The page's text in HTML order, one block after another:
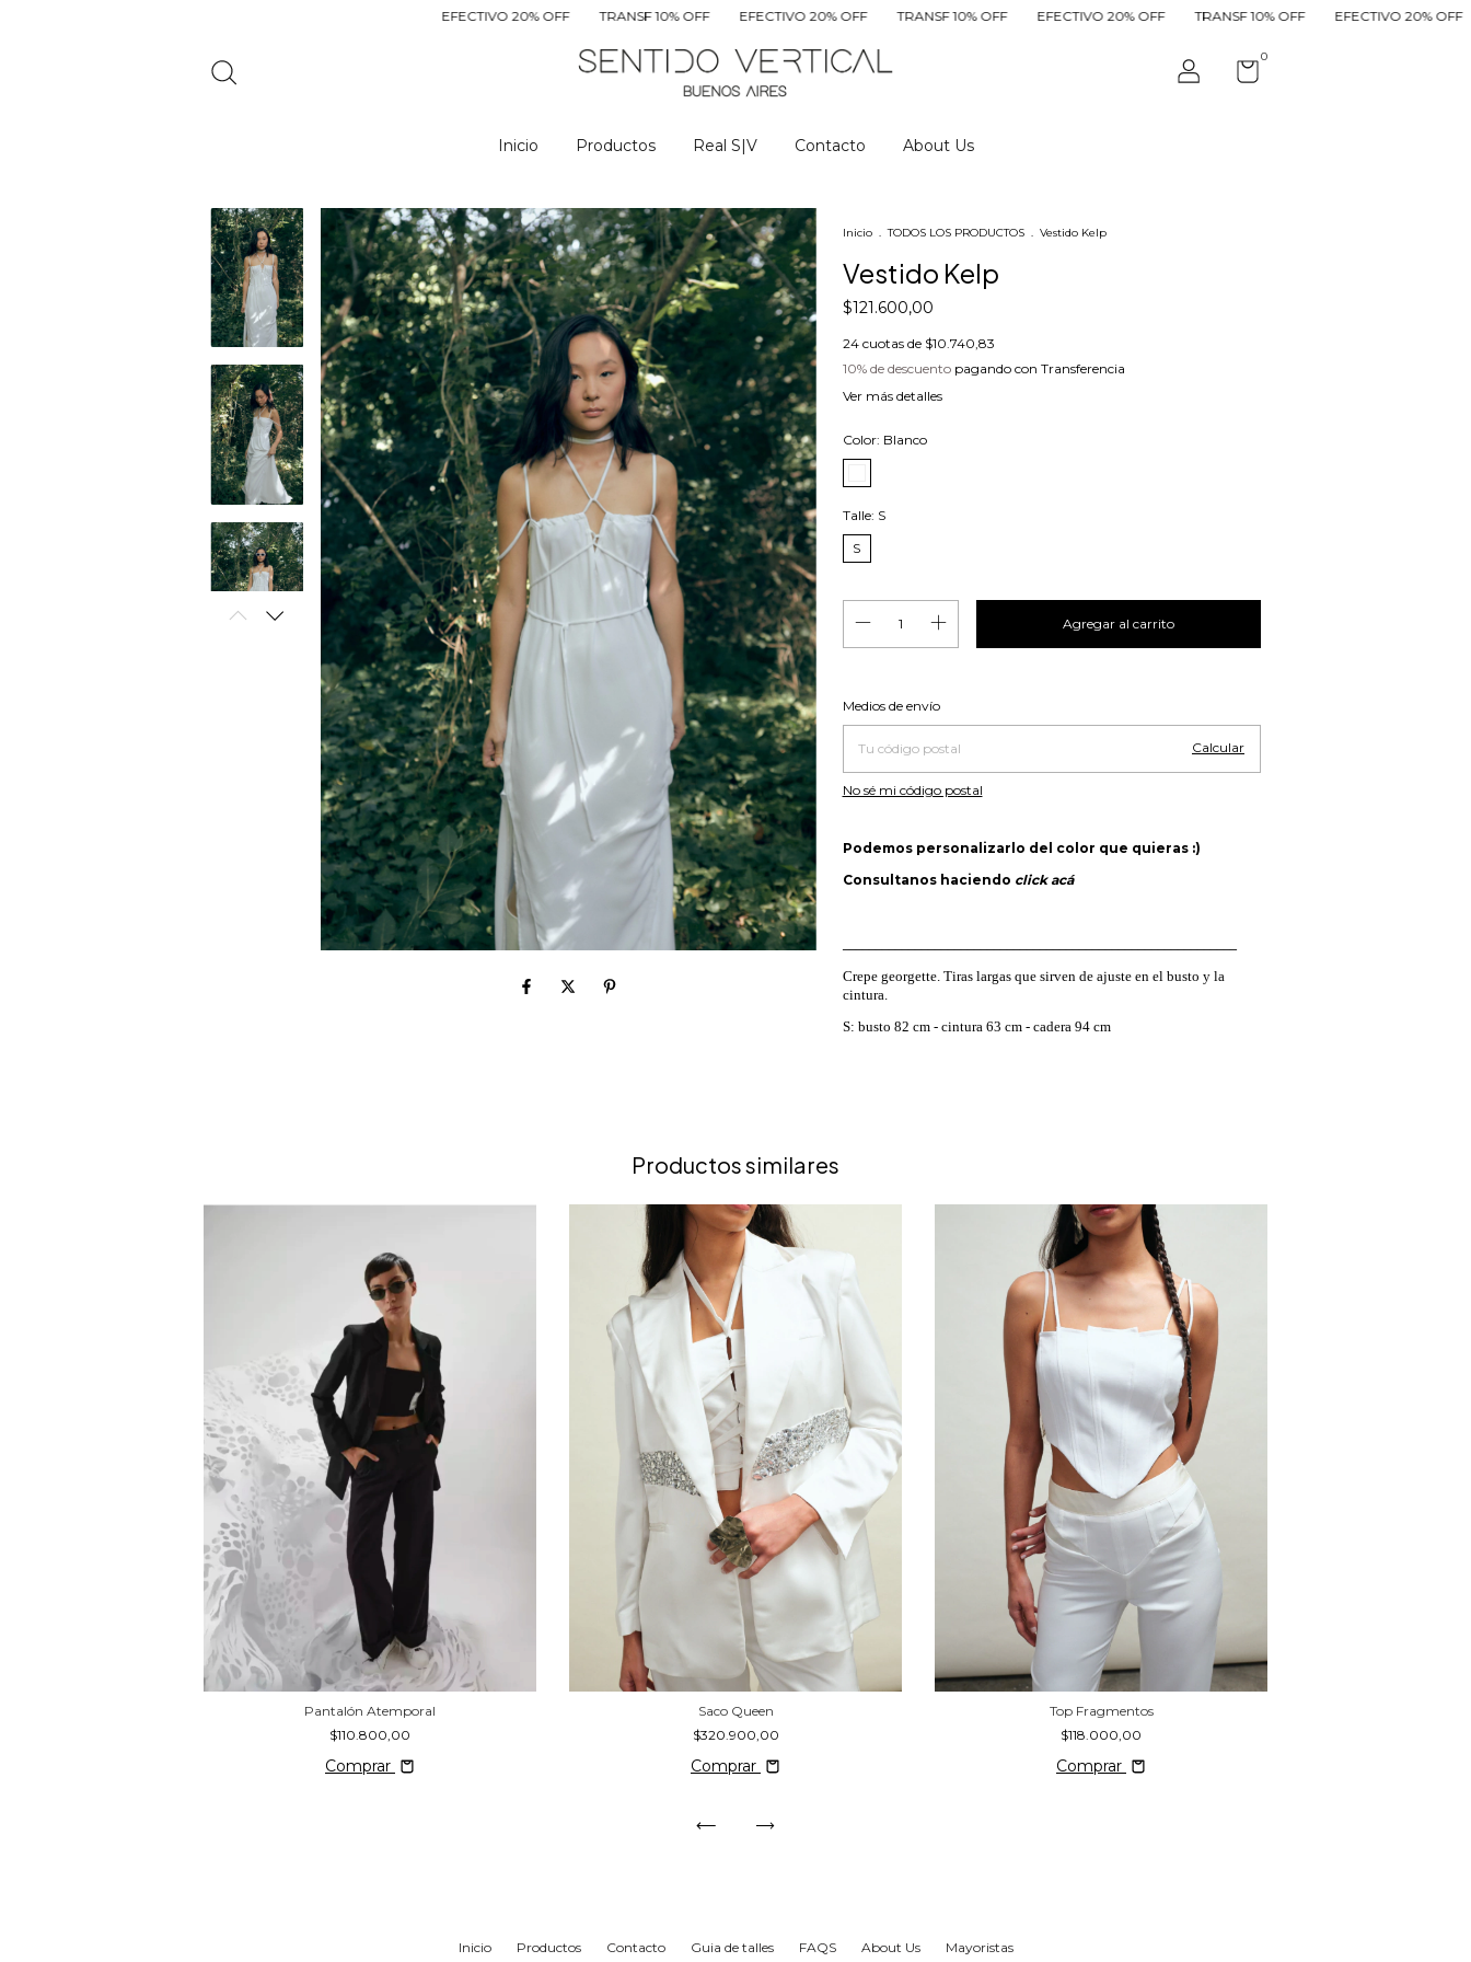
EFECTIVO 20% OFF TRANSF 10% OFF EFECTIVO 20% OFF TRANSF 10% OFF EFECTIVO 20% OFF TRANSF 10% OFF EFECTIVO 20% OFF TRANSF
0
Inicio Productos Real S|V Contacto About Us
Inicio TODOS LOS PRODUCTOS Vestido Kelp
Vestido Kelp
$121.600,00
24 cuotas de $10.740,83
10% de descuentopagando con Transferencia
Ver más detalles
Color: Blanco
Talle: S
S
Entregas para el CP:
Medios de envío
Calcular
No sé mi código postal
Podemos personalizarlo del color que quieras :)
Consultanos haciendo click acá
Crepe georgette. Tiras largas que sirven de ajuste en el busto y la
cintura.
S: busto 82 cm - cintura 63 cm - cadera 94 cm
Productos similares
Pantalón Atemporal
$110.800,00
Comprar
Saco Queen
$320.900,00
Comprar
Top Fragmentos
$118.000,00
Comprar
Inicio Productos Contacto Guia de talles FAQS About Us Mayoristas